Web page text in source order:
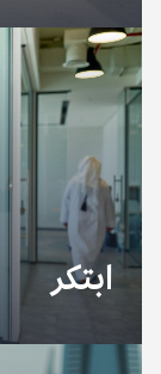
شارك
المشاركة
لنحقق تأثيراً
استكشف
ابتكر